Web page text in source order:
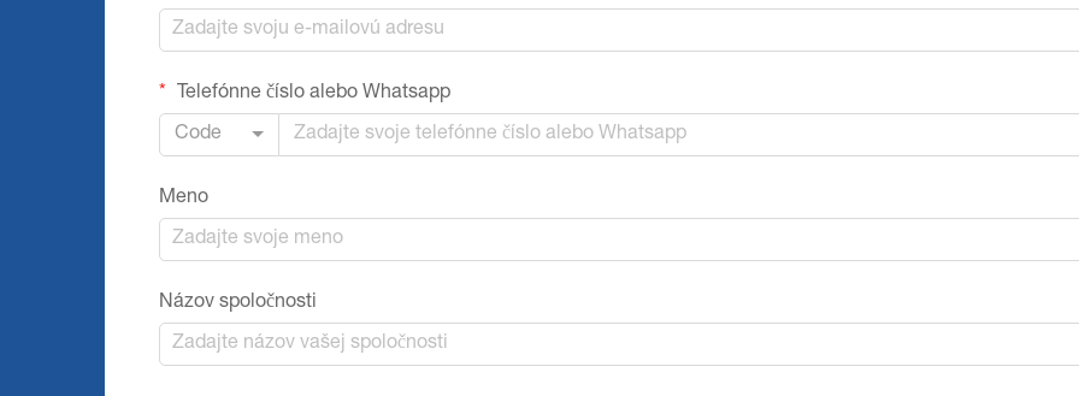
Telefónne číslo alebo Whatsapp
Code
Meno
Názov spoločnosti